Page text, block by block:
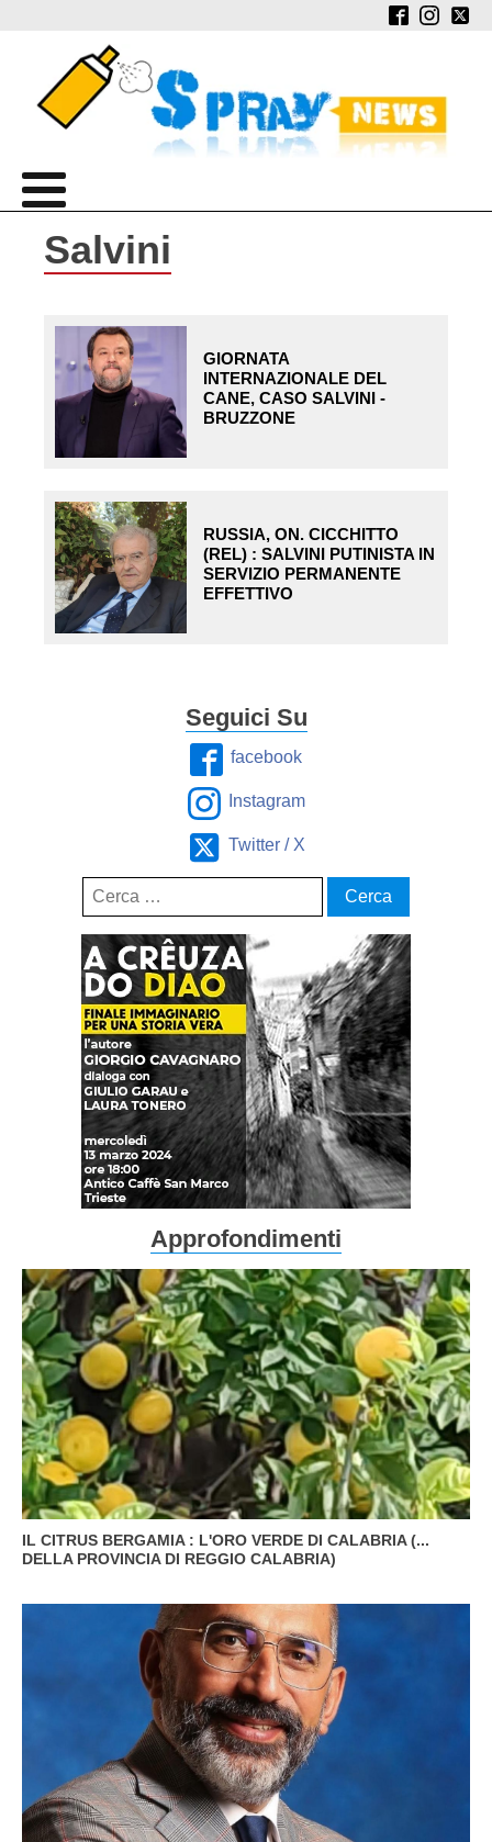
Salvini
GIORNATA
INTERNAZIONALE DEL
CANE, CASO SALVINI -
BRUZZONE
RUSSIA, ON. CICCHITTO
(REL) : SALVINI PUTINISTA IN
SERVIZIO PERMANENTE
EFFETTIVO
Seguici Su
facebook
Instagram
Twitter / X
Ricerca
per:
Approfondimenti
IL CITRUS BERGAMIA : L'ORO VERDE DI CALABRIA (...
DELLA PROVINCIA DI REGGIO CALABRIA)